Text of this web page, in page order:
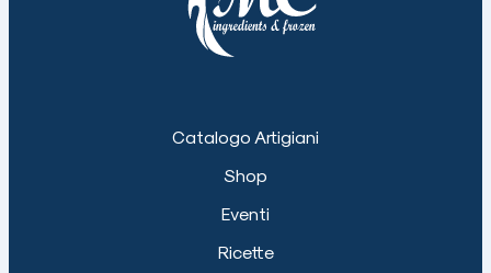
Catalogo Artigiani
Shop
Eventi
Ricette